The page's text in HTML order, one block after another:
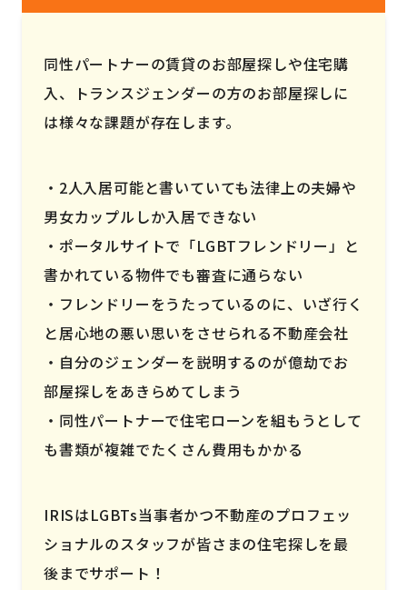
同性パートナーの賃貸のお部屋探しや住宅購
入、トランスジェンダーの方のお部屋探しに
は様々な課題が存在します。
2人入居可能と書いていても法律上の夫婦や
男女カップルしか入居できない
ポータルサイトで「LGBTフレンドリー」と
書かれている物件でも審査に通らない
フレンドリーをうたっているのに、いざ行く
と居心地の悪い思いをさせられる不動産会社
自分のジェンダーを説明するのが億劫でお
部屋探しをあきらめてしまう
同性パートナーで住宅ローンを組もうとして
も書類が複雑でたくさん費用もかかる
IRISはLGBTs当事者かつ不動産のプロフェッ
ショナルのスタッフが皆さまの住宅探しを最
後までサポート！